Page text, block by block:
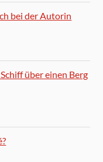
bei der Autorin
über einen Berg